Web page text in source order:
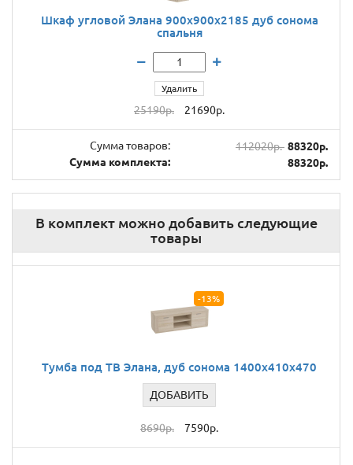
Шкаф угловой Элана 900x900x2185 дуб сонома
спальня
Удалить
25190р. 21690р.
Сумма товаров: 112020р. 88320р.
Сумма комплекта:
88320р.
В комплект можно добавить следующие
товары
-13%
Тумба под ТВ Элана, дуб сонома 1400x410x470
ДОБАВИТЬ
8690р. 7590р.